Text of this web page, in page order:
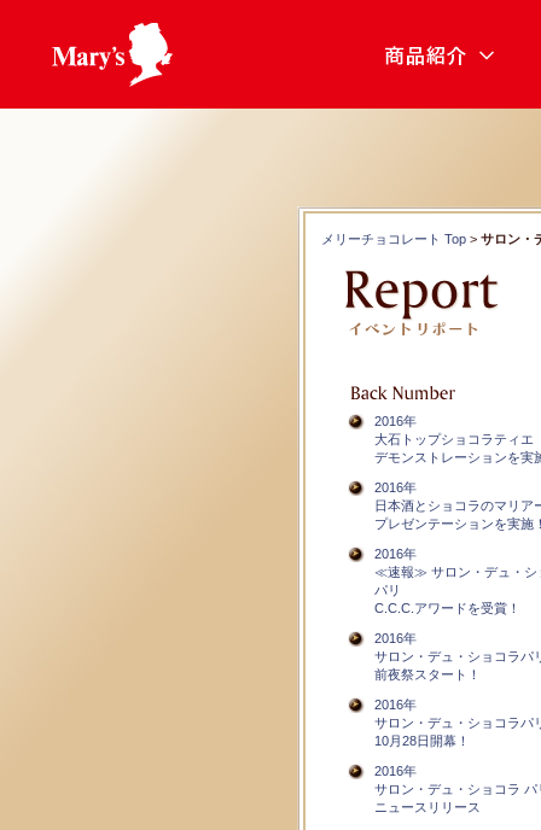
商品紹介
メリーチョコレート Top> サロン・
2016年
大石トップショコラティエ
デモンストレーションを実
2016年
日本酒とショコラのマリア
プレゼンテーションを実施
2016年
≪速報≫ サロン・デュ・シ
パリ
C.C.C.アワードを受賞！
2016年
サロン・デュ・ショコラパ
前夜祭スタート！
2016年
サロン・デュ・ショコラパ
10月28日開幕！
2016年
サロン・デュ・ショコラ パ
ニュースリリース